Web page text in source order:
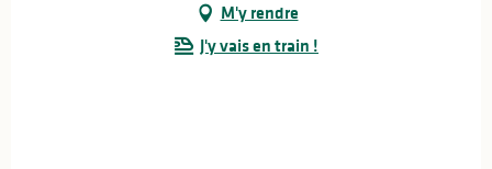
M'y rendre
J'y vais en train !